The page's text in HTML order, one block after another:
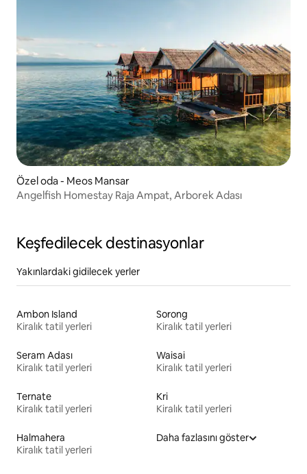
Özel oda - Meos Mansar
Angelfish Homestay Raja Ampat, Arborek Adası
Keşfedilecek destinasyonlar
Yakınlardaki gidilecek yerler
Ambon Island
Kiralık tatil yerleri
Sorong
Kiralık tatil yerleri
Seram Adası
Kiralık tatil yerleri
Waisai
Kiralık tatil yerleri
Ternate
Kiralık tatil yerleri
Kri
Kiralık tatil yerleri
Halmahera
Kiralık tatil yerleri
Daha fazlasını göster